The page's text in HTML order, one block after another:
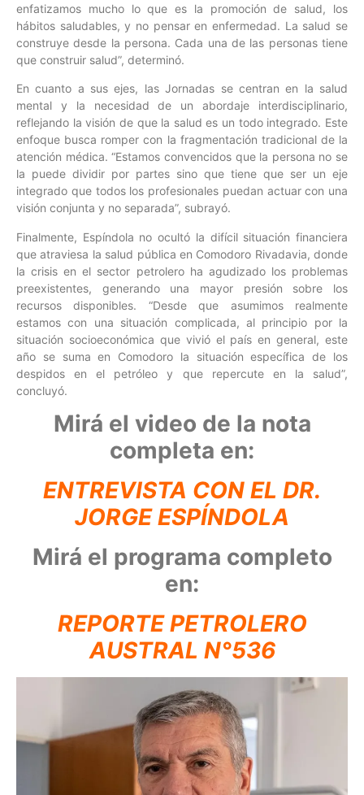
enfatizamos mucho lo que es la promoción de salud, los
hábitos saludables, y no pensar en enfermedad. La salud se
construye desde la persona. Cada una de las personas tiene
que construir salud”, determinó.
En cuanto a sus ejes, las Jornadas se centran en la salud
mental y la necesidad de un abordaje interdisciplinario,
reflejando la visión de que la salud es un todo integrado. Este
enfoque busca romper con la fragmentación tradicional de la
atención médica. “Estamos convencidos que la persona no se
la puede dividir por partes sino que tiene que ser un eje
integrado que todos los profesionales puedan actuar con una
visión conjunta y no separada”, subrayó.
Finalmente, Espíndola no ocultó la difícil situación financiera
que atraviesa la salud pública en Comodoro Rivadavia, donde
la crisis en el sector petrolero ha agudizado los problemas
preexistentes, generando una mayor presión sobre los
recursos disponibles. “Desde que asumimos realmente
estamos con una situación complicada, al principio por la
situación socioeconómica que vivió el país en general, este
año se suma en Comodoro la situación específica de los
despidos en el petróleo y que repercute en la salud”,
concluyó.
Mirá el video de la nota
completa en:
ENTREVISTA CON EL DR.
JORGE ESPÍNDOLA
Mirá el programa completo
en:
REPORTE PETROLERO
AUSTRAL N°536